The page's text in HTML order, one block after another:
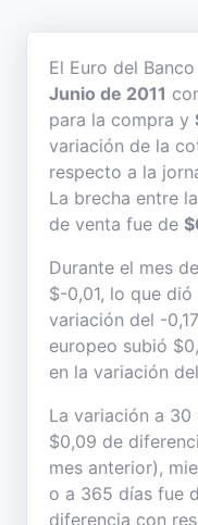
El Euro del
Junio de 2011
para la compra y
variación de la
respecto a la
La brecha entre
de venta fue de
Durante el mes
$-0,01, lo que
variación del -
europeo subió
en la variación del
La variación a 30
$0,09 de
mes anterior),
o a 365 días fue
diferencia con